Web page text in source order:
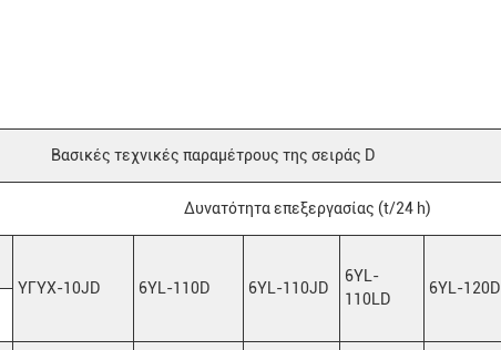
Βασικές τεχνικές παραμέτρους της σειράς D
Δυνατότητα επεξεργασίας (t/24 h)
ΥΓΥX-10JD
6YL-110D 6YL-110JD
6YL-
110LD
6YL-120D